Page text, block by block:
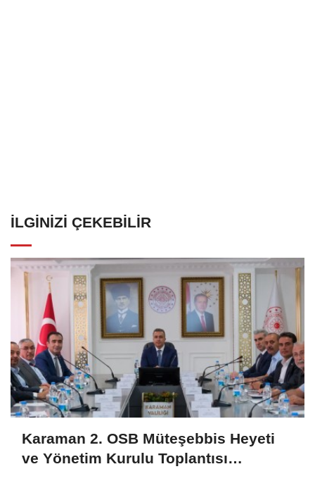
İLGINIZI ÇEKEBILIR
Karaman 2. OSB Müteşebbis Heyeti
ve Yönetim Kurulu Toplantısı